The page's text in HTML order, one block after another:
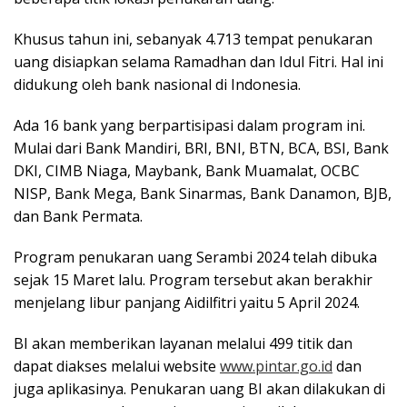
Khusus tahun ini, sebanyak 4.713 tempat penukaran
uang disiapkan selama Ramadhan dan Idul Fitri. Hal ini
didukung oleh bank nasional di Indonesia.
Ada 16 bank yang berpartisipasi dalam program ini.
Mulai dari Bank Mandiri, BRI, BNI, BTN, BCA, BSI, Bank
DKI, CIMB Niaga, Maybank, Bank Muamalat, OCBC
NISP, Bank Mega, Bank Sinarmas, Bank Danamon, BJB,
dan Bank Permata.
Program penukaran uang Serambi 2024 telah dibuka
sejak 15 Maret lalu. Program tersebut akan berakhir
menjelang libur panjang Aidilfitri yaitu 5 April 2024.
BI akan memberikan layanan melalui 499 titik dan
dapat diakses melalui website www.pintar.go.id dan
juga aplikasinya. Penukaran uang BI akan dilakukan di